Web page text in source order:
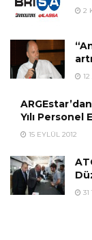
2
Yılı Personel
15 EYLÜL 2012